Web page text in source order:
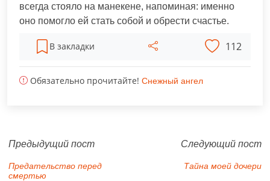
всегда стояло на манекене, напоминая: именно
оно помогло ей стать собой и обрести счастье.
В закладки 112
Обязательно прочитайте! Снежный ангел
Предыдущий пост
Предательство перед
смертью
Следующий пост
Тайна моей дочери